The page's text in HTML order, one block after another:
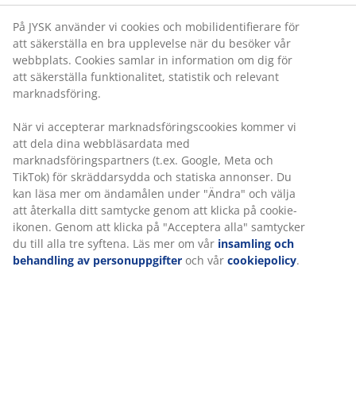
pågående
På JYSK använder vi cookies och mobilidentifierare för
att säkerställa en bra upplevelse när du besöker vår
webbplats. Cookies samlar in information om dig för
att säkerställa funktionalitet, statistik och relevant
marknadsföring.
När vi accepterar marknadsföringscookies kommer vi
att dela dina webbläsardata med
marknadsföringspartners (t.ex. Google, Meta och
TikTok) för skräddarsydda och statiska annonser. Du
kan läsa mer om ändamålen under "Ändra" och välja
att återkalla ditt samtycke genom att klicka på cookie-
ikonen. Genom att klicka på "Acceptera alla" samtycker
du till alla tre syftena. Läs mer om vår insamling och
behandling av personuppgifter och vår cookiepolicy.